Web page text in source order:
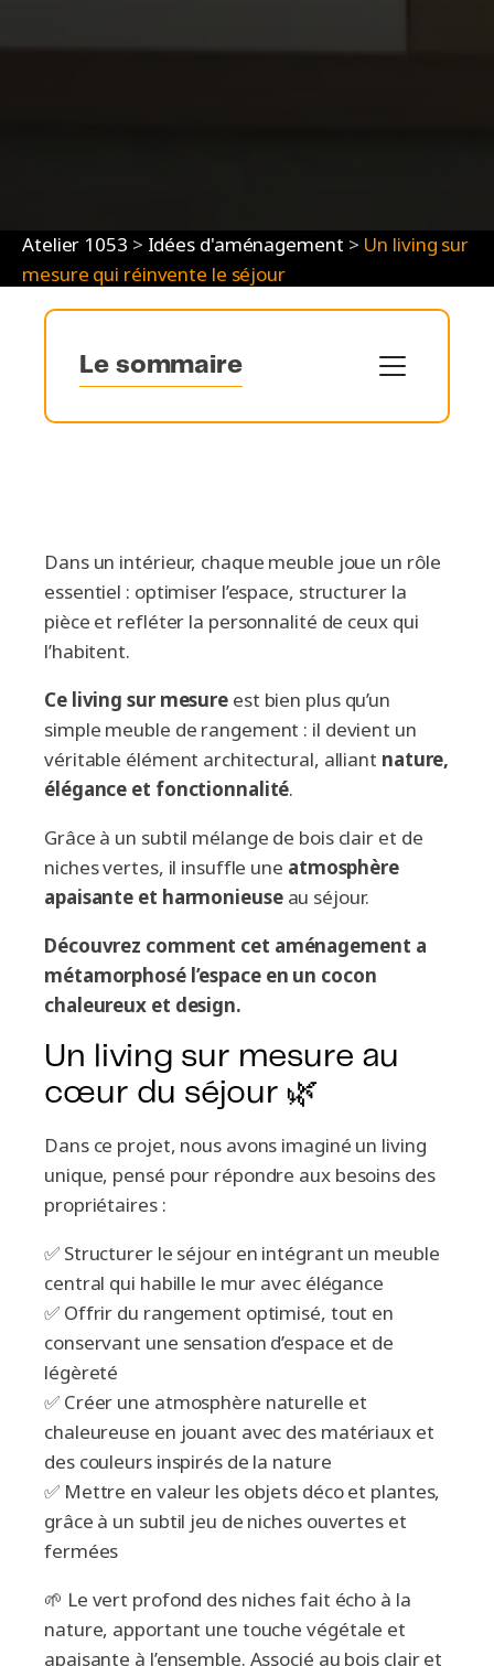
Atelier 1053 > Idées d'aménagement > Un living sur
mesure qui réinvente le séjour
Dans un intérieur, chaque meuble joue un rôle
essentiel : optimiser l’espace, structurer la
pièce et refléter la personnalité de ceux qui
l’habitent.
Ce living sur mesure est bien plus qu’un
simple meuble de rangement : il devient un
véritable élément architectural, alliant nature,
élégance et fonctionnalité.
Grâce à un subtil mélange de bois clair et de
niches vertes, il insuffle une atmosphère
apaisante et harmonieuseau séjour.
Découvrez comment cet aménagement a
métamorphosé l’espace en un cocon
chaleureux et design.
Un living sur mesure au
cœur du séjour 🌿
Dans ce projet, nous avons imaginé un living
unique, pensé pour répondre aux besoins des
propriétaires :
✅ Structurer le séjour en intégrant un meuble
central qui habille le mur avec élégance
✅ Offrir du rangement optimisé, tout en
conservant une sensation d’espace et de
légèreté
✅ Créer une atmosphère naturelle et
chaleureuse en jouant avec des matériaux et
des couleurs inspirés de la nature
✅ Mettre en valeur les objets déco et plantes,
grâce à un subtil jeu de niches ouvertes et
fermées
🌱 Le vert profond des niches fait écho à la
nature, apportant une touche végétale et
apaisante à l’ensemble. Associé au bois clair et
Le sommaire
Un living sur mesure au cœur du séjour 🌿
Un séjour transformé en un espace vivant et
inspirant ✨
Vous aussi, imaginez votre propre living sur
mesure ! 🏡